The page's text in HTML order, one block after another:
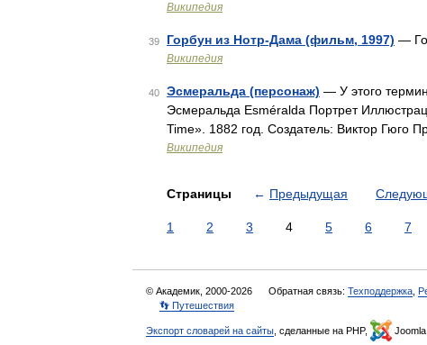
Википедия
39 Горбун из Нотр-Дама (фильм, 1997) —
Википедия
40 Эсмеральда (персонаж) — У этого
Эсмеральда Esméralda Портрет
Time». 1882 год. Создатель: Виктор Гюго
Википедия
Страницы ← Предыдущая
1 2 3 4 5 6 7
© Академик, 2000-2026 Обратная связь: Техподдержка
👣 Путешествия
Экспорт словарей на сайты , сделанные на PHP, Joomla,